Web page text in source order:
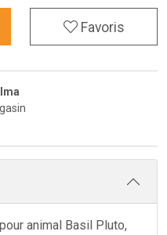
Favoris
animal Basil Pluto,